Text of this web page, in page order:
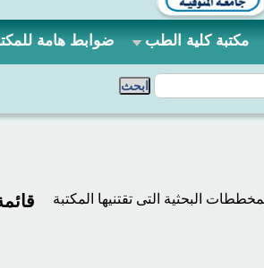
مكتبة كلية الطب ضوابط هامة
البحثية التى تقتنيها المكتبة